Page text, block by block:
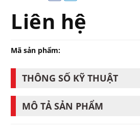
Liên hệ
Mã sản phẩm:
THÔNG SỐ KỸ THUẬT
MÔ TẢ SẢN PHẨM